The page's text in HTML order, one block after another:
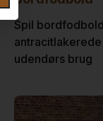
Spil
udendørs brug